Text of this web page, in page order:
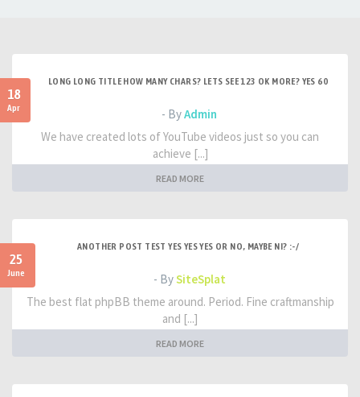
18
Apr
LONG LONG TITLE HOW MANY CHARS? LETS SEE 123 OK MORE? YES 60
- ByAdmin
We have created lots of YouTube videos just so you can
achieve [...]
READ MORE
25
June
ANOTHER POST TEST YES YES YES OR NO, MAYBE NI? :-/
- BySiteSplat
The best flat phpBB theme around. Period. Fine craftmanship
and [...]
READ MORE